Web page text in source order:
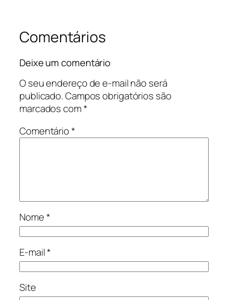
Comentários
Deixe um comentário
O seu endereço de e-mail não será
publicado.Campos obrigatórios são
marcados com*
Comentário*
Nome*
E-mail*
Site